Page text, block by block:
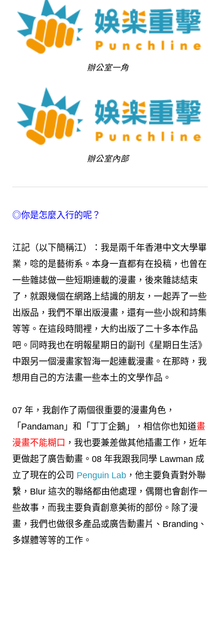
辦公室一角
辦公室內部
◎你是怎麼入行的呢？
江記（以下簡稱江）：我是兩千年香港中文大學畢
業，唸的是藝術系。本身一直都有在投稿，也曾在
一些雜誌做一些短期連載的漫畫，後來雜誌結束
了，就跟幾個在網路上結識的朋友，一起弄了一些
出版品，我們不單出版漫畫，還有一些小說和詩集
等等。在這段時間裡，大約出版了二十多本作品
吧。同時我也在明報星期日的副刊《星期日生活》
中跟另一個漫畫家智海一起連載漫畫。在那時，我
想用自己的方法畫一些本土的文學作品。
07 年，我創作了兩個很重要的漫畫角色，
「Pandaman」和「丁丁企鵝」，相信你也知道畫
漫畫不能糊口 ，我也要兼差做其他插畫工作，近年
更做起了廣告動畫。08 年我跟我同學 Lawman 成
立了現在的公司 Penguin Lab ，他主要負責對外聯
繫，Blur 這次的聯絡都由他處理，偶爾也會創作一
些故事，而我主要負責創意美術的部份。除了漫
畫，我們也做很多產品或廣告動畫片、Branding、
多媒體等等的工作。